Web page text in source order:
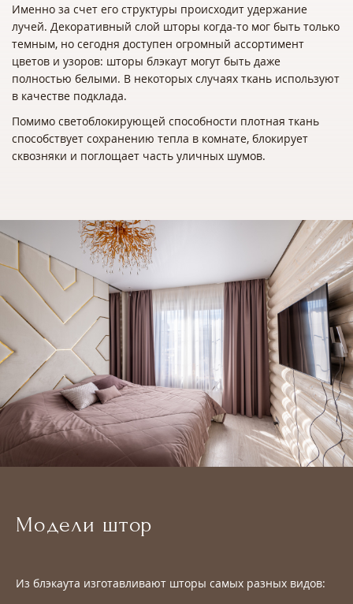
Именно за счет его структуры происходит удержание
лучей. Декоративный слой шторы когда-то мог быть только
темным, но сегодня доступен огромный ассортимент
цветов и узоров: шторы блэкаут могут быть даже
полностью белыми. В некоторых случаях ткань используют
в качестве подклада.
Помимо светоблокирующей способности плотная ткань
способствует сохранению тепла в комнате, блокирует
сквозняки и поглощает часть уличных шумов.
Модели штор
Из блэкаута изготавливают шторы самых разных видов: